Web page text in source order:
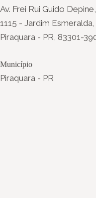
Av. Frei Rui Guido Depine,
1115 - Jardim Esmeralda,
Piraquara - PR, 83301-
Município
Piraquara - PR